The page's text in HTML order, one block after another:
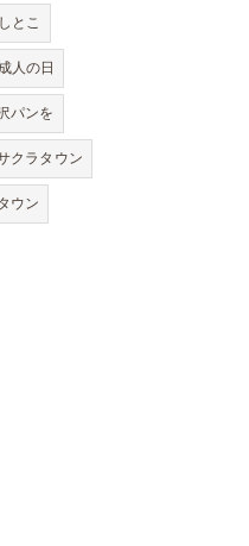
とこ
成人の日
パンを
クラタウン
ウン